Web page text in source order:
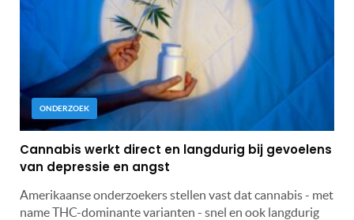
ONDERZOEK
Cannabis werkt direct en langdurig bij gevoelens
van depressie en angst
Amerikaanse onderzoekers stellen vast dat cannabis - met
name THC-dominante varianten - snel en ook langdurig